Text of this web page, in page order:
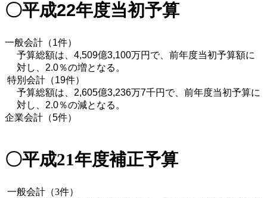
〇平成22年度当初予算
一般会計（1件）
予算総額は、4,509億3,100万円で、前年度当初予算額に
対し、2.0％の増となる。
特別会計（19件）
予算総額は、2,605億3,236万7千円で、前年度当初予算に
対し、2.0％の減となる。
企業会計（5件）
〇平成21年度補正予算
一般会計（3件）